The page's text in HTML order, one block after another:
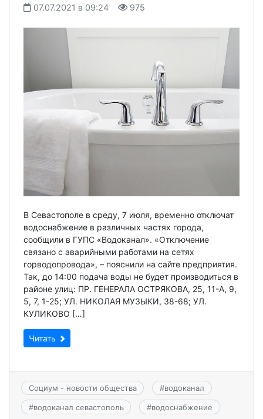
07.07.2021 в 09:24 975
В Севастополе в среду, 7 июля, временно отключат
водоснабжение в различных частях города,
сообщили в ГУПС «Водоканал». «Отключение
связано с аварийными работами на сетях
горводопровода», – пояснили на сайте предприятия.
Так, до 14:00 подача воды не будет производиться в
районе улиц: ПР. ГЕНЕРАЛА ОСТРЯКОВА, 25, 11-А, 9,
5, 7, 1-25; УЛ. НИКОЛАЯ МУЗЫКИ, 38-68; УЛ.
КУЛИКОВО […]
Читать
Социум - новости общества #водоканал
#водоканал севастополь #водоснабжение